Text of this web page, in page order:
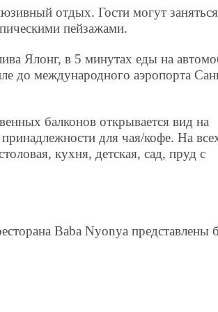
отдых. Гости могут заняться
пейзажами.
Ялонг, в 5 минутах еды на
до международного аэропорта
балконов открывается вид на
для чая/кофе. На
кухня, детская, сад, пруд с
Baba Nyonya представлены